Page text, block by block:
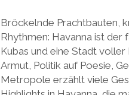
Bröckelnde Prachtbauten,
Rhythmen: Havanna ist
Kubas und eine Stadt
Armut, Politik auf Poesie,
Metropole erzählt viele